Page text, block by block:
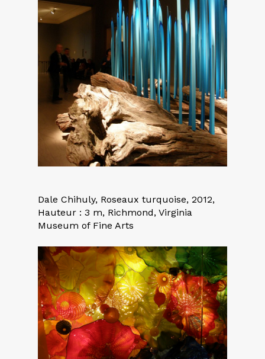
Dale Chihuly, Roseaux turquoise, 2012,
Hauteur : 3 m, Richmond, Virginia
Museum of Fine Arts